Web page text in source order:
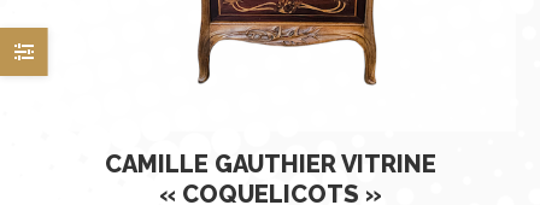
CAMILLE GAUTHIER VITRINE
« COQUELICOTS »